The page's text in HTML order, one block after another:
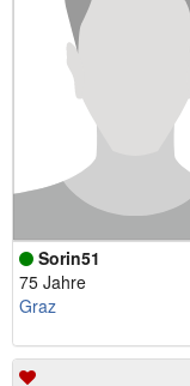
Sorin51
75 Jahre
Graz